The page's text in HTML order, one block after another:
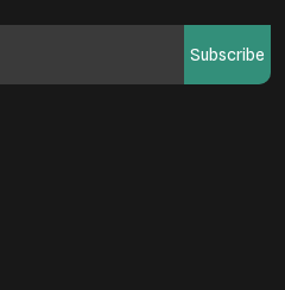
Subscribe